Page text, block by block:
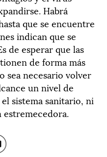
Habrá
que se encuentre
indican que se
de esperar que las
de forma más
sea necesario volver
un nivel de
sistema sanitario, ni
estremecedora.